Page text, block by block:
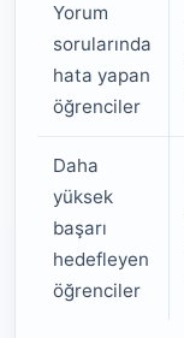
Yorum
sorularında
hata yapan
öğrenciler
Daha
yüksek
başarı
hedefleyen
öğrenciler